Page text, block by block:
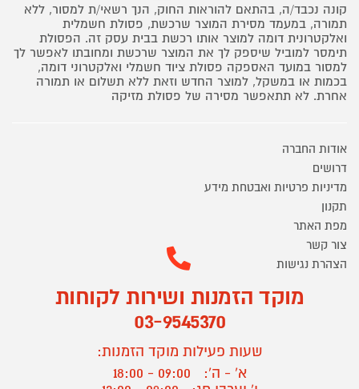
קונה נכבד/ה, בהתאם להוראות החוק, הנך רשאי/ת למסור, ללא
תמורה, במעמד מסירת המוצר שרכשת, פסולת חשמלית
ואלקטרונית דומה למוצר אותו רכשת בבית עסק זה. הפסולת
תימסר למוביל שיספק לך את המוצר שרכשת ומחובתו לאפשר לך
למסור במועד האספקה פסולת ציוד חשמלי ואלקטרוני דומה,
בכמות או במשקל, למוצר החדש וזאת ללא תשלום או תמורה
אחרת. לא תתאפשר מסירה של פסולת מזיקה
אודות החברה
דרושים
מדיניות פרטיות ואבטחת מידע
תקנון
מפת האתר
צור קשר
הצהרת נגישות
מוקד הזמנות ושירות לקוחות
03-9545370
שעות פעילות מוקד הזמנות:
א' - ה':
09:00 - 18:00